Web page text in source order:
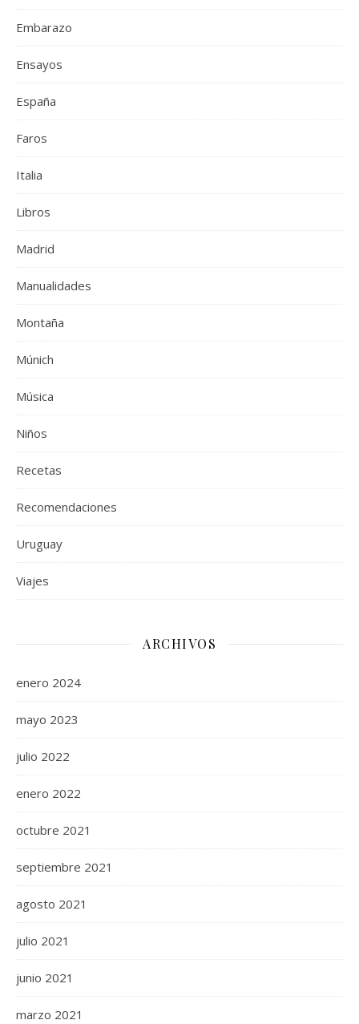
Embarazo
Ensayos
España
Faros
Italia
Libros
Madrid
Manualidades
Montaña
Múnich
Música
Niños
Recetas
Recomendaciones
Uruguay
Viajes
ARCHIVOS
enero 2024
mayo 2023
julio 2022
enero 2022
octubre 2021
septiembre 2021
agosto 2021
julio 2021
junio 2021
marzo 2021